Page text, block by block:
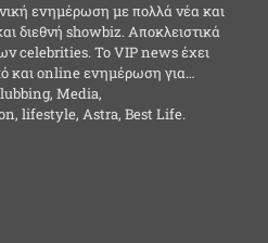
ενημέρωση με πολλά νέα και
διεθνή showbiz. Αποκλειστικά
celebrities. Το VIP news έχει
και online ενημέρωση για…
Media,
lifestyle, Astra, Best Life.